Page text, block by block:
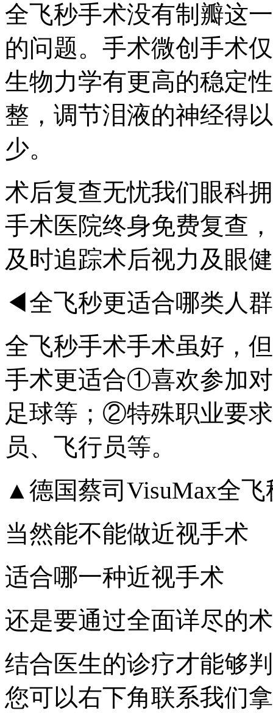
全飞秒手术没有制瓣这
的问题。手术微创手术
生物力学有更高的稳定
整，调节泪液的神经得
少。
术后复查无忧我们眼科
手术医院终身免费复查
及时追踪术后视力及眼
◀全飞秒更适合哪类人
全飞秒手术手术虽好，
手术更适合①喜欢参加
足球等；②特殊职业要
员、飞行员等。
▲德国蔡司VisuMax全飞
当然能不能做近视手术
适合哪一种近视手术
还是要通过全面详尽的
结合医生的诊疗才能够
您可以右下角联系我们